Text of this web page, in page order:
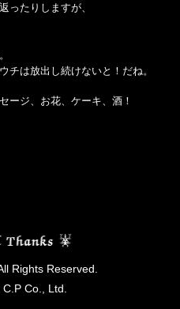
ったりしますが、
チは放出し続けないと！だね。
ージ、お花、ケーキ、酒！
Rights Reserved.
Co., Ltd.